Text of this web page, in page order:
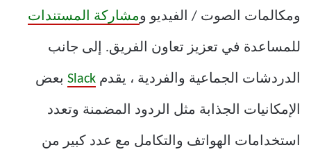
ومكالمات الصوت / الفيديو ومشاركة المستندات
للمساعدة في تعزيز تعاون الفريق. إلى جانب
الدردشات الجماعية والفردية ، يقدم Slack بعض
الإمكانيات الجذابة مثل الردود المضمنة وتعدد
استخدامات الهواتف والتكامل مع عدد كبير من